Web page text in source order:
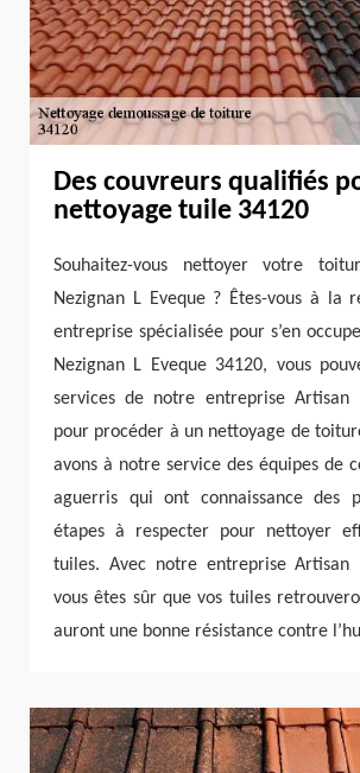
Des couvreurs qualifiés
nettoyage tuile 34120
Souhaitez-vous nettoyer votre
Nezignan L Eveque ? Êtes-vous à la
entreprise spécialisée pour s’en
Nezignan L Eveque 34120, vous
services de notre entreprise Artisan
pour procéder à un nettoyage de
avons à notre service des équipes de
aguerris qui ont connaissance des
étapes à respecter pour nettoyer
tuiles. Avec notre entreprise Artisan
vous êtes sûr que vos tuiles
auront une bonne résistance contre